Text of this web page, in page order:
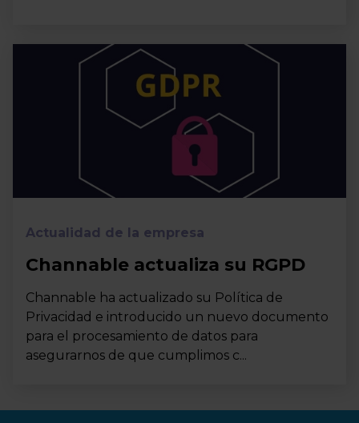
Actualidad de la empresa
Channable actualiza su RGPD
Channable ha actualizado su Política de
Privacidad e introducido un nuevo documento
para el procesamiento de datos para
asegurarnos de que cumplimos c...